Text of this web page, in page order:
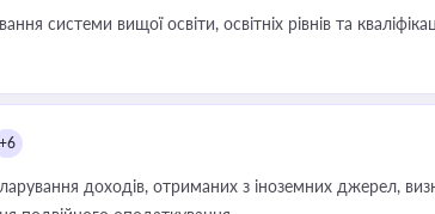
системи вищої освіти, освітніх рівнів та
+6
доходів, отриманих з іноземних джерел,